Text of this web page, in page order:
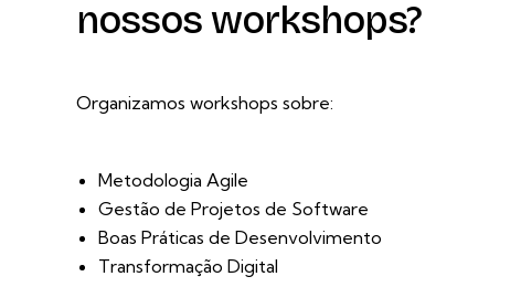
nossos workshops?
Organizamos workshops sobre:
Metodologia Agile
Gestão de Projetos de Software
Boas Práticas de Desenvolvimento
Transformação Digital